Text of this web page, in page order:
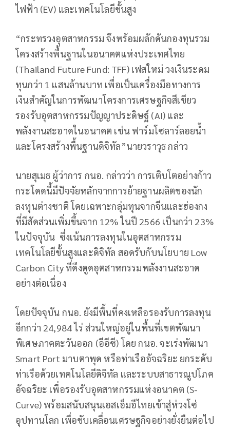
ไฟฟ้า (EV) และเทคโนโลยีขั้นสูง
“กระทรวงอุตสาหกรรม จึงพร้อมผลักดันกองทุนรวม
โครงสร้างพื้นฐานในอนาคตแห่งประเทศไทย
(Thailand Future Fund: TFF) เฟสใหม่ วงเงินระดม
ทุนกว่า 1 แสนล้านบาท เพื่อเป็นเครื่องมือทางการ
เงินสำคัญในการพัฒนาโครงการเศรษฐกิจสีเขียว
รองรับอุตสาหกรรมปัญญาประดิษฐ์ (AI) และ
พลังงานสะอาดในอนาคต เช่น ฟาร์มโซลาร์ลอยน้ำ
และโครงสร้างพื้นฐานดิจิทัล”นายวราวุธ กล่าว
นายสุเมธ ผู้ว่าการ กนอ. กล่าวว่า การเติบโตอย่างก้าว
กระโดดนี้มีปัจจัยหลักจากการย้ายฐานผลิตของนัก
ลงทุนต่างชาติ โดยเฉพาะกลุ่มทุนจากจีนและฮ่องกง
ที่มีสัดส่วนเพิ่มขึ้นจาก 12% ในปี 2566 เป็นกว่า 23%
ในปัจจุบัน ซึ่งเน้นการลงทุนในอุตสาหกรรม
เทคโนโลยีขั้นสูงและดิจิทัล สอดรับกับนโยบาย Low
Carbon City ที่ดึงดูดอุตสาหกรรมพลังงานสะอาด
อย่างต่อเนื่อง
โดยปัจจุบัน กนอ. ยังมีพื้นที่คงเหลือรองรับการลงทุน
อีกกว่า 24,984 ไร่ ส่วนใหญ่อยู่ในพื้นที่เขตพัฒนา
พิเศษภาคตะวันออก (อีอีซี) โดย กนอ. จะเร่งพัฒนา
Smart Port มาบตาพุด หรือท่าเรืออัจฉริยะ ยกระดับ
ท่าเรือด้วยเทคโนโลยีดิจิทัล และระบบสาธารณูปโภค
อัจฉริยะ เพื่อรองรับอุตสาหกรรมแห่งอนาคต (S-
Curve) พร้อมสนับสนุนเอสเอ็มอีไทยเข้าสู่ห่วงโซ่
อุปทานโลก เพื่อขับเคลื่อนเศรษฐกิจอย่างยั่งยืนต่อไป